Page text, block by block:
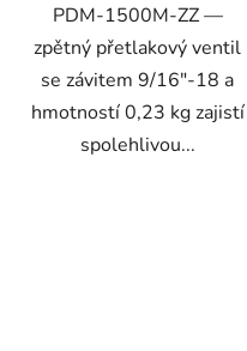
PDM-1500M-ZZ —
zpětný přetlakový ventil
se závitem 9/16"-18 a
hmotností 0,23 kg zajistí
spolehlivou...